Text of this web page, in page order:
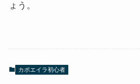
ょう。
カポエイラ初心者